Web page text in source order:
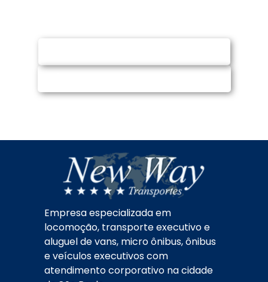
Empresa especializada em
locomoção, transporte executivo e
aluguel de vans, micro ônibus, ônibus
e veículos executivos com
atendimento corporativo na cidade